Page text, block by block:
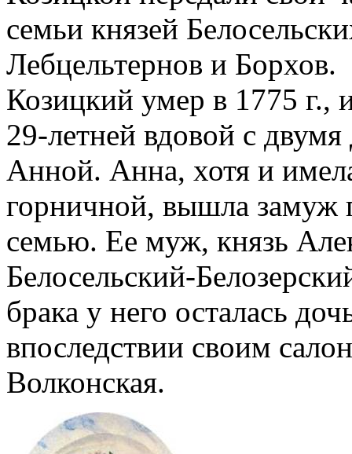
семьи князей
Лебцельтернов и Борхов.
Козицкий умер в 1775 г.,
29-летней вдовой с
Анной. Анна, хотя и
горничной, вышла замуж
семью. Ее муж, князь
Белосельский-
брака у него осталась
впоследствии своим
Волконская.